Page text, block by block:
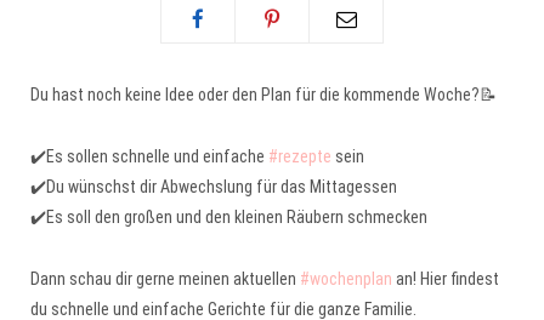
Du hast noch keine Idee oder den Plan für die kommende Woche?📝
✔️Es sollen schnelle und einfache #rezepte sein
✔️Du wünschst dir Abwechslung für das Mittagessen
✔️Es soll den großen und den kleinen Räubern schmecken
Dann schau dir gerne meinen aktuellen #wochenplan an! Hier findest
du schnelle und einfache Gerichte für die ganze Familie.